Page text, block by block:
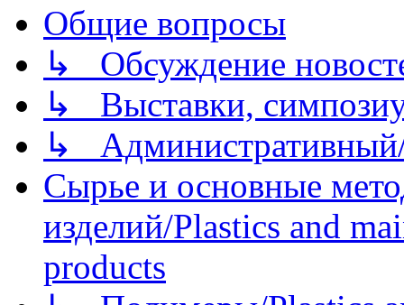
Общие вопросы
↳ Обсуждение
↳ Выставки,
↳
Сырье и основные
изделий/Plastics and
products